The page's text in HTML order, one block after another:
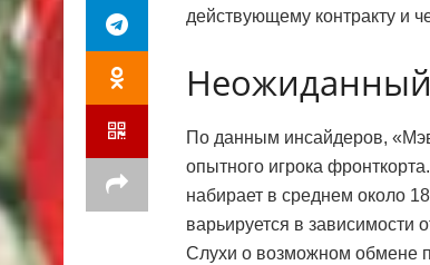
действующему контракту и
По данным инсайдеров,
опытного игрока
набирает в среднем около
варьируется в зависимости
Слухи о возможном обмене